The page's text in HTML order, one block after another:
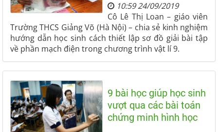
10:59 24/09/2019
Cô Lê Thị Loan – giáo viên
Trường THCS Giảng Võ (Hà Nội) – chia sẻ kinh nghiệm
hướng dẫn học sinh cách thiết lập sơ đồ giải bài tập
về phần mạch điện trong chương trình vật lí 9.
9 bài học giúp học sinh
vượt qua các bài toán
chứng minh hình học